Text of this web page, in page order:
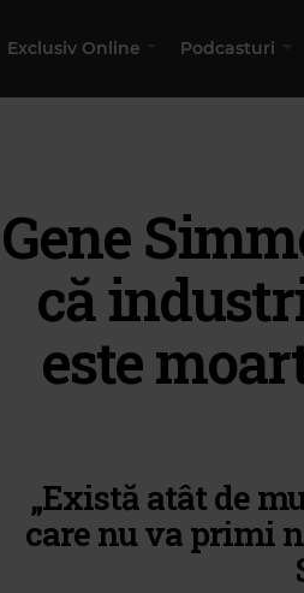
Exclusiv Online Podcasturi
Gene
că
este
„Există atât de
care nu va primi